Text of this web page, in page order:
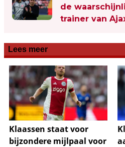
de
trainer van